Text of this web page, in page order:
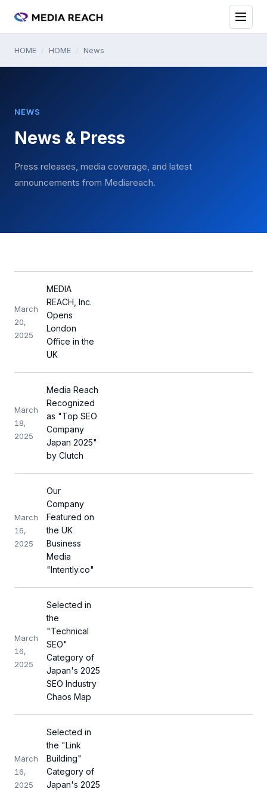
HOME HOME News
NEWS
News & Press
Press releases, media coverage, and latest
announcements from Mediareach.
March
20,
2025
MEDIA
REACH, Inc.
Opens
London
Office in the
UK
March
18,
2025
Media Reach
Recognized
as "Top SEO
Company
Japan 2025"
by Clutch
March
16,
2025
Our
Company
Featured on
the UK
Business
Media
"Intently.co"
March
16,
2025
Selected in
the
"Technical
SEO"
Category of
Japan's 2025
SEO Industry
Chaos Map
March
16,
2025
Selected in
the "Link
Building"
Category of
Japan's 2025